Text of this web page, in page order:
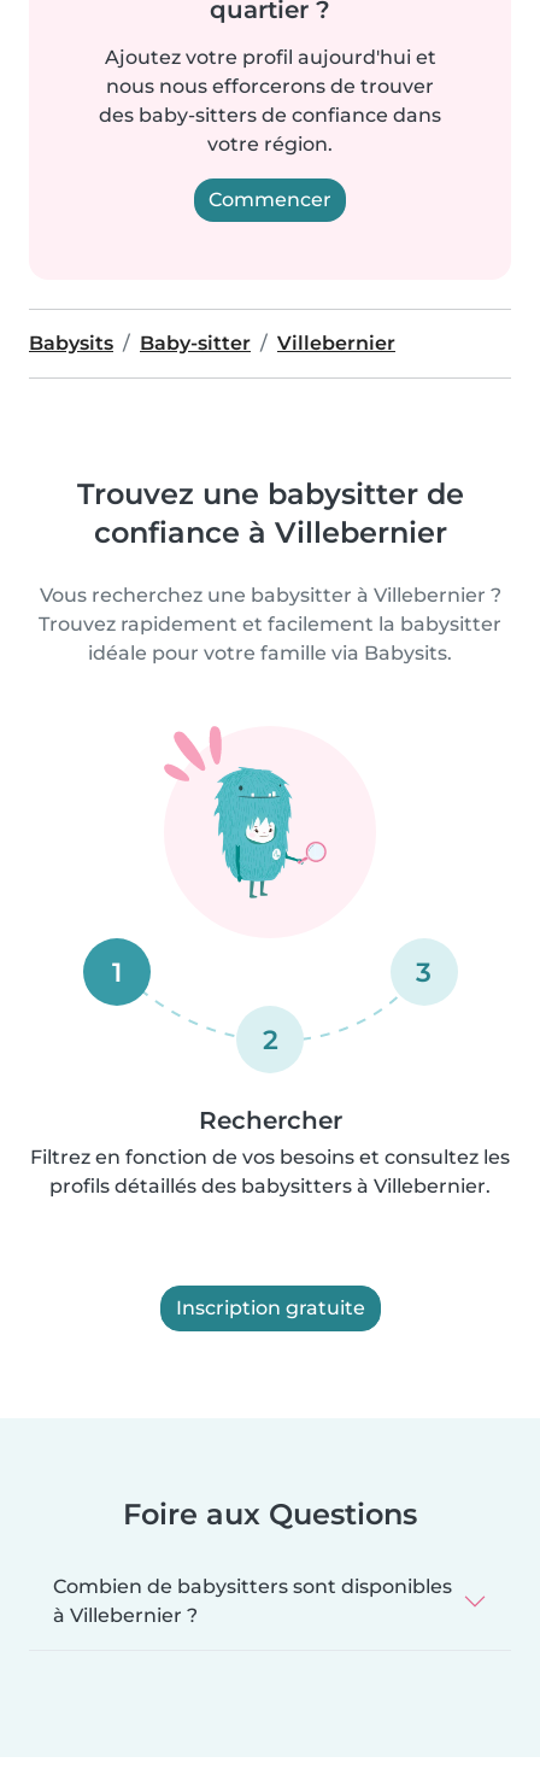
quartier ?
Ajoutez votre profil aujourd'hui et
nous nous efforcerons de trouver
des baby-sitters de confiance dans
votre région.
Commencer
Babysits Baby-sitter Villebernier
Trouvez une babysitter de
confiance à Villebernier
Vous recherchez une babysitter à Villebernier ?
Trouvez rapidement et facilement la babysitter
idéale pour votre famille via Babysits.
1
2
3
Rechercher
Filtrez en fonction de vos besoins et consultez les
profils détaillés des babysitters à Villebernier.
Inscription gratuite
Foire aux Questions
Combien de babysitters sont disponibles
à Villebernier ?